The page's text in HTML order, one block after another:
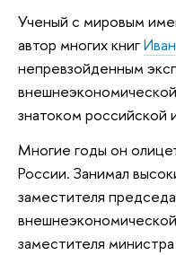
Ученый с мировым
автор многих книг
непревзойденным
знатоком российской
Многие годы он
России. Занимал
заместителя
заместителя